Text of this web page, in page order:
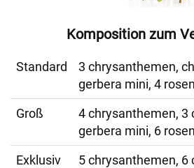
Komposition zum
Standard
3 chrysanthemen,
gerbera mini, 4
Groß
4 chrysanthemen, 3
gerbera mini, 6
Exklusiv
5 chrysanthemen, 6